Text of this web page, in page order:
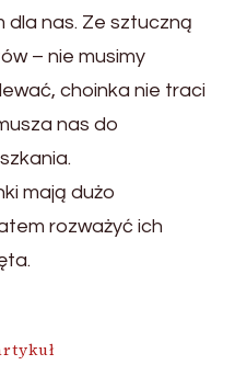
dla nas. Ze sztuczną
– nie musimy
choinka nie traci
nas do
mają dużo
rozważyć ich